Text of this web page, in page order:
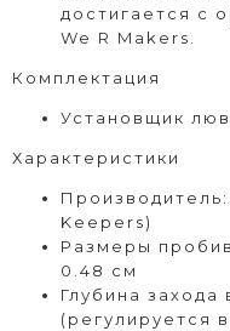
достигается с
We R Makers.
Комплектация
Установщик
Характеристики
Keepers)
Размеры
0.48 см
Глубина захода
(регулируется